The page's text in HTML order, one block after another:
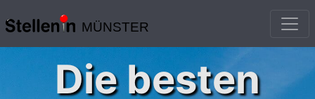
MÜNSTER
Die besten